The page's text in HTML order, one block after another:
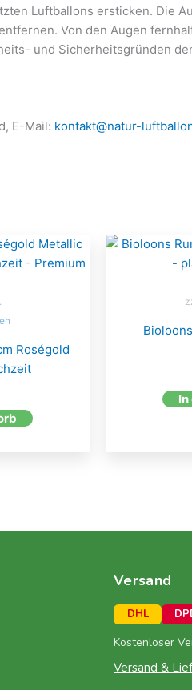
Luftballons ersticken. Die
Von den Augen
und Sicherheitsgründen
E-Mail: kontakt@natur-
Roségold
Versand
DHL
Kostenloser
Versand &